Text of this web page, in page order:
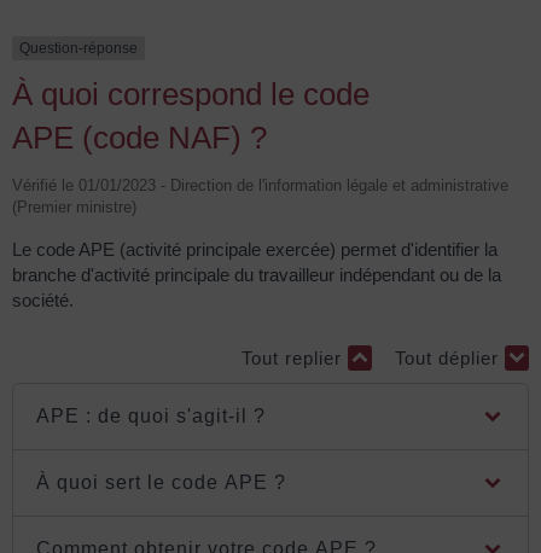
Question-réponse
À quoi correspond le code
APE (code NAF) ?
Vérifié le 01/01/2023 - Direction de l'information légale et administrative
(Premier ministre)
Le code APE (activité principale exercée) permet d'identifier la
branche d'activité principale du travailleur indépendant ou de la
société.
Tout replier Tout déplier
APE : de quoi s'agit-il ?
À quoi sert le code APE ?